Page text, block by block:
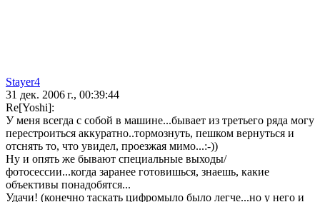
Stayer4
31 дек. 2006 г., 00:39:44
Re[Yoshi]:
У меня всегда с собой в машине...бывает из третьего ряда могу
перестроиться аккуратно..тормознуть, пешком вернуться и
отснять то, что увидел, проезжая мимо...:-))
Ну и опять же бывают специальные выходы/
фотосессии...когда заранее готовишься, знаешь, какие
объективы понадобятся...
Удачи! (конечно таскать цифромыло было легче...но у него и